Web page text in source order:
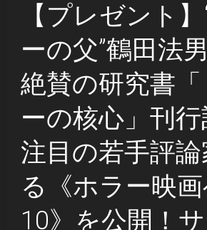
【プレゼント
ーの父”鶴田法
絶賛の研究書「
ーの核心」刊行
注目の若手評論
る《ホラー映
10》を公開！